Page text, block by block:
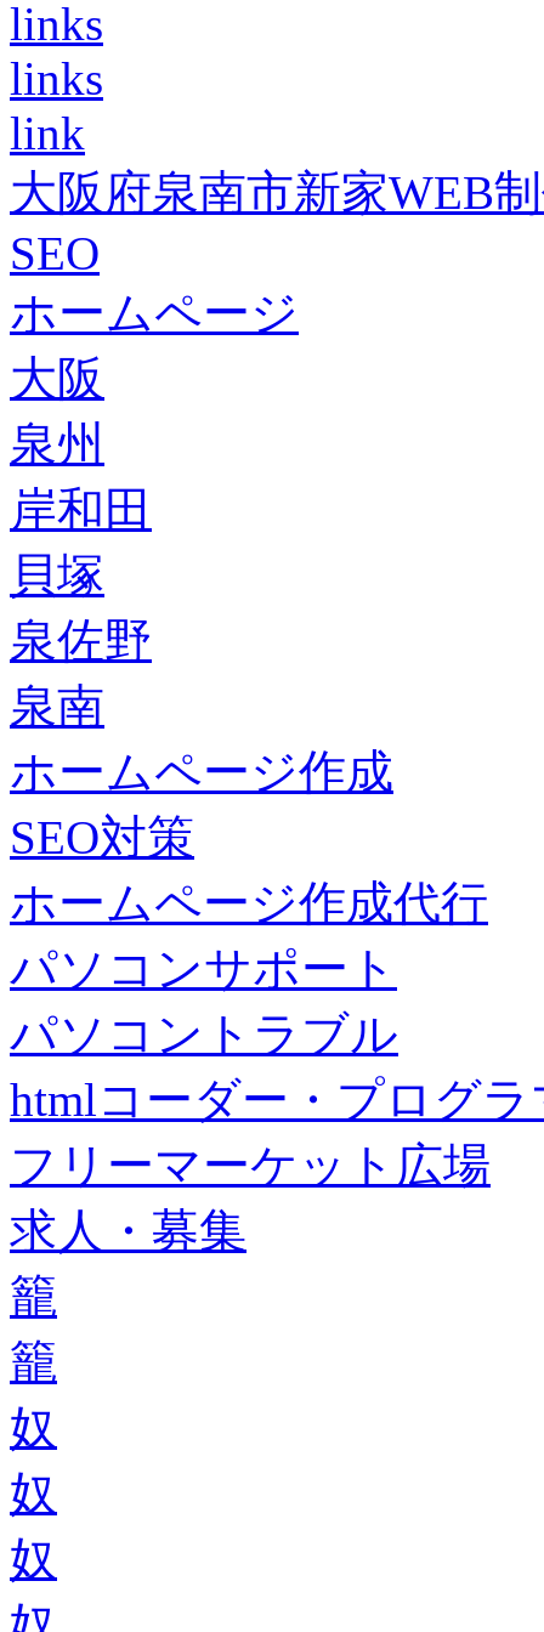
links
links
link
大阪府泉南市新家WEB
SEO
ホームページ
大阪
泉州
岸和田
貝塚
泉佐野
泉南
ホームページ作成
SEO対策
ホームページ作成代行
パソコンサポート
パソコントラブル
htmlコーダー・プログラ
フリーマーケット広場
求人・募集
籠
籠
奴
奴
奴